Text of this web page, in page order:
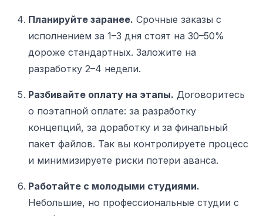
Планируйте заранее. Срочные заказы с
исполнением за 1–3 дня стоят на 30–50%
дороже стандартных. Заложите на
разработку 2–4 недели.
Разбивайте оплату на этапы. Договоритесь
о поэтапной оплате: за разработку
концепций, за доработку и за финальный
пакет файлов. Так вы контролируете процесс
и минимизируете риски потери аванса.
Работайте с молодыми студиями.
Небольшие, но профессиональные студии с